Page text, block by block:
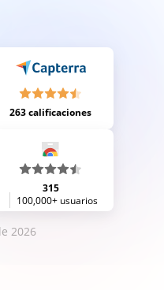
263 calificaciones
315
100,000+ usuarios
2026